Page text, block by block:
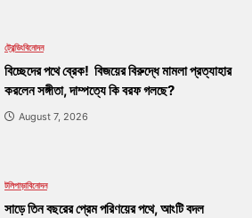
ট্রেন্ডিংবিনোদন
বিচ্ছেদের পথে ব্রেক! বিজয়ের বিরুদ্ধে মামলা প্রত্যাহার
করলেন সঙ্গীতা, দাম্পত্যে কি বরফ গলছে?
August 7, 2026
টলিপাড়াবিনোদন
সাড়ে তিন বছরের প্রেম পরিণয়ের পথে, আংটি বদল